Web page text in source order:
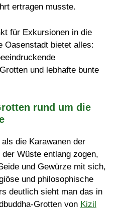
ertragen musste.
für Exkursionen in die
Oasenstadt bietet alles:
und lebhafte bunte
rund um die
die Karawanen der
Wüste entlang zogen,
und Gewürze mit sich,
und philosophische
deutlich sieht man das in
Grotten von Kizil